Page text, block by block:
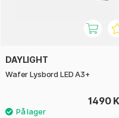
DAYLIGHT
Wafer Lysbord LED A3+
1490